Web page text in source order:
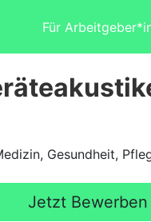
Für
Gesundheit,
Jetzt Bewerben